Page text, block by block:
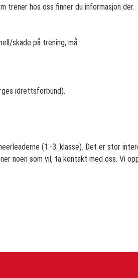
trener hos oss finner du informasjon der.
skade på trening, må:
idrettsforbund).
(1.-3. klasse). Det er stor
noen som vil, ta kontakt med oss. Vi